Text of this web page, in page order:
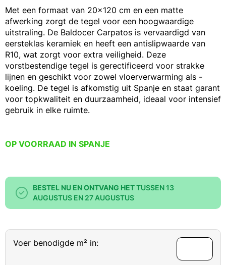
OP VOORRAAD IN SPANJE
BESTEL NU EN ONTVANG HETTUSSEN 13
AUGUSTUS EN 27 AUGUSTUS
Voer benodigde m² in:
Met een formaat van 20x120 cm en een matte
afwerking zorgt de tegel voor een hoogwaardige
uitstraling. De Baldocer Carpatos is vervaardigd van
eersteklas keramiek en heeft een antislipwaarde van
R10, wat zorgt voor extra veiligheid. Deze
vorstbestendige tegel is gerectificeerd voor strakke
lijnen en geschikt voor zowel vloerverwarming als -
koeling. De tegel is afkomstig uit Spanje en staat garant
voor topkwaliteit en duurzaamheid, ideaal voor intensief
gebruik in elke ruimte.